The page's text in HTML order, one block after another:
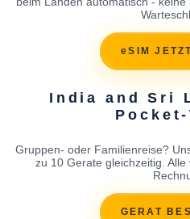
eSIM
India and Sri
Pocket-
Gruppen- oder Familienreise?
zu 10 Gerate gleichzeitig.
GERAT